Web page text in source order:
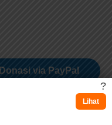
Donasi via PayPal
Dukung via Kitabisa
?
Lihat